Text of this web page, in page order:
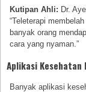
Kutipan Ahli: Dr.
“Teleterapi
banyak orang
cara yang nyaman.”
Aplikasi Kesehatan
Banyak aplikasi